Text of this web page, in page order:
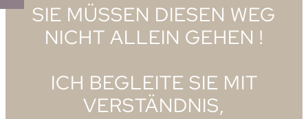
SIE MÜSSEN DIESEN WEG
NICHT ALLEIN GEHEN !
ICH BEGLEITE SIE MIT
VERSTÄNDNIS,